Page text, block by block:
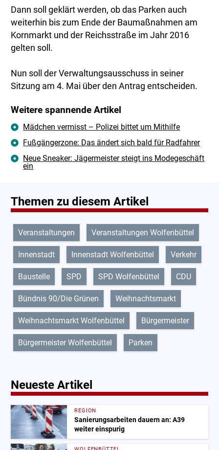
Dann soll geklärt werden, ob das Parken auch
weiterhin bis zum Ende der Baumaßnahmen am
Kornmarkt und der Reichsstraße im Jahr 2016
gelten soll.
Nun soll der Verwaltungsausschuss in seiner
Sitzung am 4. Mai über den Antrag entscheiden.
Weitere spannende Artikel
Mädchen vermisst – Polizei bittet um Mithilfe
Fußgängerzone: Das ändert sich bald für Radfahrer
Neue Sneaker: Jägermeister steigt ins Modegeschäft
ein
Themen zu diesem Artikel
Veranstaltungen Veranstaltungen Wolfenbüttel
Innenstadt Innenstadt Wolfenbüttel Verkehr
Baustelle SPD SPD Wolfenbüttel CDU
Bündnis 90/Die Grünen Weihnachtsmarkt
Weihnachtsmarkt Wolfenbüttel Bürgermeister
Bürgermeister Wolfenbüttel Parken
Neueste Artikel
REGION
Sanierungsarbeiten dauern an: A39
weiter einspurig